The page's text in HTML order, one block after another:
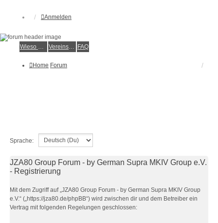
Anmelden
Wieso der e.V.? Vereinsmitglied werden FAQ
Home Forum
Sprache:
JZA80 Group Forum - by German Supra MKIV Group e.V.
- Registrierung
Mit dem Zugriff auf „JZA80 Group Forum - by German Supra MKIV Group
e.V.“ („https://jza80.de/phpBB“) wird zwischen dir und dem Betreiber ein
Vertrag mit folgenden Regelungen geschlossen: